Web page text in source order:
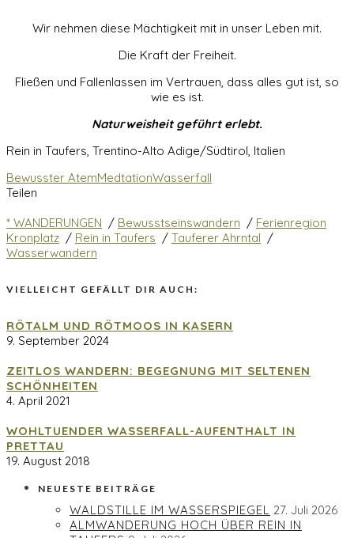
Wir nehmen diese Mächtigkeit mit in unser Leben mit.
Die Kraft der Freiheit.
Fließen und Fallenlassen im Vertrauen, dass alles gut ist, so
wie es ist.
Naturweisheit geführt erlebt.
Rein in Taufers, Trentino-Alto Adige/Südtirol, Italien
Bewusster AtemMedtationWasserfall
Teilen
* WANDERUNGEN / Bewusstseinswandern / Ferienregion
Kronplatz / Rein in Taufers / Tauferer Ahrntal /
Wasserwandern
VIELLEICHT GEFÄLLT DIR AUCH:
RÖTALM UND RÖTMOOS IN KASERN
9. September 2024
ZEITLOS WANDERN: BEGEGNUNG MIT SELTENEN
SCHÖNHEITEN
4. April 2021
WOHLTUENDER WASSERFALL-AUFENTHALT IN
PRETTAU
19. August 2018
NEUESTE BEITRÄGE
WALDSTILLE IM WASSERSPIEGEL 27. Juli 2026
ALMWANDERUNG HOCH ÜBER REIN IN